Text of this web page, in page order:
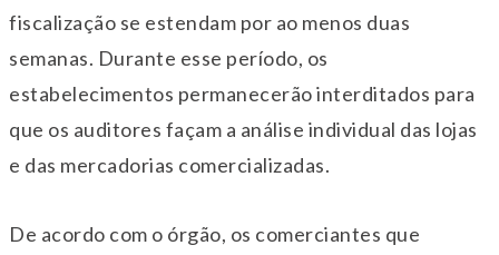
fiscalização se estendam por ao menos duas
semanas. Durante esse período, os
estabelecimentos permanecerão interditados para
que os auditores façam a análise individual das lojas
e das mercadorias comercializadas.
De acordo com o órgão, os comerciantes que